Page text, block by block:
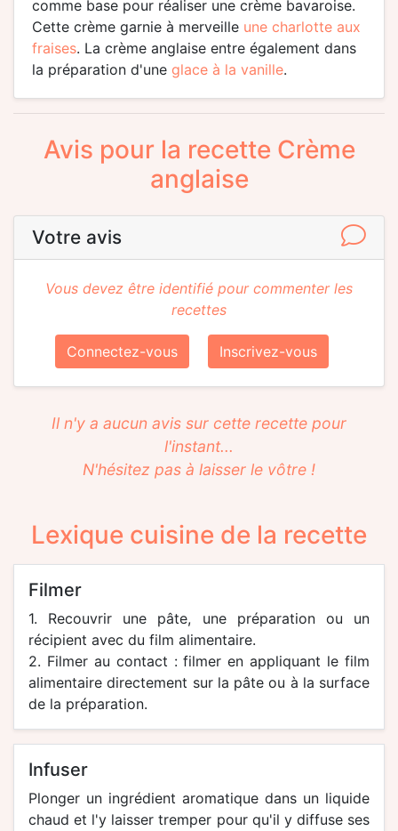
comme base pour réaliser une crème bavaroise.
Cette crème garnie à merveille une charlotte aux
fraises. La crème anglaise entre également dans
la préparation d'une glace à la vanille.
Avis pour la recette Crème
anglaise
Votre avis
Vous devez être identifié pour commenter les
recettes
Connectez-vous Inscrivez-vous
Il n'y a aucun avis sur cette recette pour
l'instant...
N'hésitez pas à laisser le vôtre !
Lexique cuisine de la recette
filmer
1. Recouvrir une pâte, une préparation ou un
récipient avec du film alimentaire.
2. Filmer au contact : filmer en appliquant le film
alimentaire directement sur la pâte ou à la surface
de la préparation.
infuser
Plonger un ingrédient aromatique dans un liquide
chaud et l'y laisser tremper pour qu'il y diffuse ses